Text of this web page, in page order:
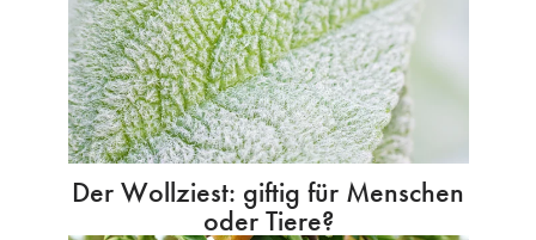
Der Wollziest: giftig für Menschen
oder Tiere?